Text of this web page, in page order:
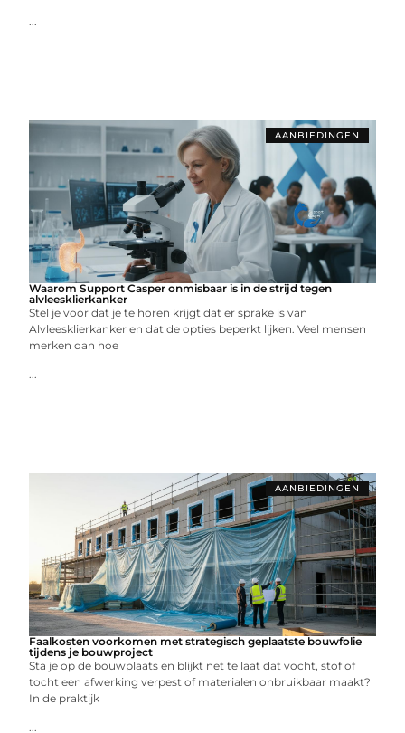
...
AANBIEDINGEN
Waarom Support Casper onmisbaar is in de strijd tegen
alvleesklierkanker
Stel je voor dat je te horen krijgt dat er sprake is van
Alvleesklierkanker en dat de opties beperkt lijken. Veel mensen
merken dan hoe
...
AANBIEDINGEN
Faalkosten voorkomen met strategisch geplaatste bouwfolie
tijdens je bouwproject
Sta je op de bouwplaats en blijkt net te laat dat vocht, stof of
tocht een afwerking verpest of materialen onbruikbaar maakt?
In de praktijk
...